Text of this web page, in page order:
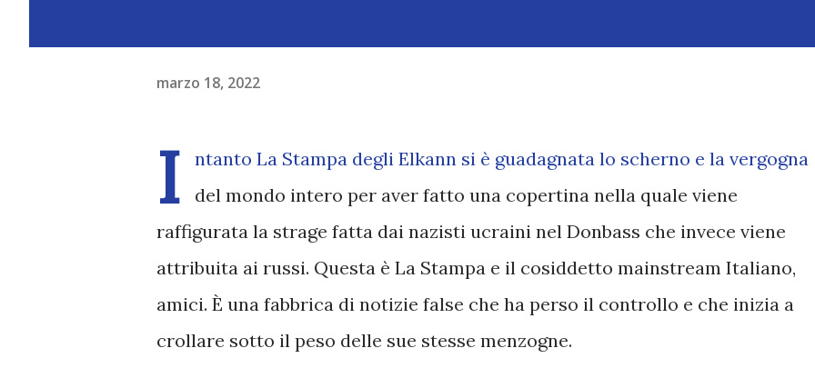
marzo 18, 2022
I
ntanto La Stampa degli Elkann si è guadagnata lo scherno e la vergogna
del mondo intero per aver fatto una copertina nella quale viene
raffigurata la strage fatta dai nazisti ucraini nel Donbass che invece viene
attribuita ai russi. Questa è La Stampa e il cosiddetto mainstream Italiano,
amici. È una fabbrica di notizie false che ha perso il controllo e che inizia a
crollare sotto il peso delle sue stesse menzogne.